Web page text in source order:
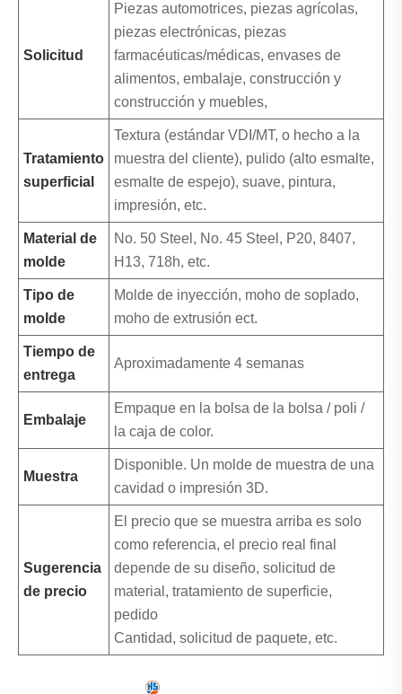
Solicitud
Piezas automotrices, piezas agrícolas,
piezas electrónicas, piezas
farmacéuticas/médicas, envases de
alimentos, embalaje, construcción y
construcción y muebles,
Tratamiento
superficial
Textura (estándar VDI/MT, o hecho a la
muestra del cliente), pulido (alto esmalte,
esmalte de espejo), suave, pintura,
impresión, etc.
Material de
molde
No. 50 Steel, No. 45 Steel, P20, 8407,
H13, 718h, etc.
Tipo de
molde
Molde de inyección, moho de soplado,
moho de extrusión ect.
Tiempo de
entrega
Aproximadamente 4 semanas
Embalaje
Empaque en la bolsa de la bolsa / poli /
la caja de color.
Muestra
Disponible. Un molde de muestra de una
cavidad o impresión 3D.
Sugerencia
de precio
El precio que se muestra arriba es solo
como referencia, el precio real final
depende de su diseño, solicitud de
material, tratamiento de superficie,
pedido
Cantidad, solicitud de paquete, etc.